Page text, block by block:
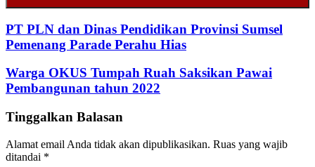
PT PLN dan Dinas Pendidikan Provinsi Sumsel
Pemenang Parade Perahu Hias
Warga OKUS Tumpah Ruah Saksikan Pawai
Pembangunan tahun 2022
Tinggalkan Balasan
Alamat email Anda tidak akan dipublikasikan. Ruas yang wajib
ditandai *